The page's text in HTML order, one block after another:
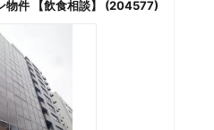
物件 【飲食相談】 (204577)